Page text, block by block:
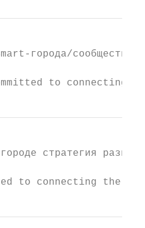
города/сообщества
to connecting
стратегия
to connecting the